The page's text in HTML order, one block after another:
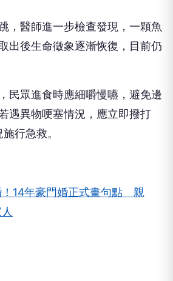
，醫師進一步檢查發現，一顆魚
出後生命徵象逐漸恢復，目前仍
民眾進食時應細嚼慢嚥，避免邊
遇異物哽塞情況，應立即撥打
施行急救。
！14年豪門婚正式畫句點 親